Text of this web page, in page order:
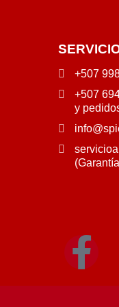
+507
+507
y